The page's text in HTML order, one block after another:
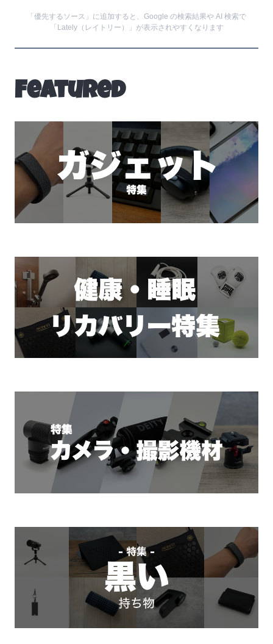
「優先するソース」に追加すると、Google の検索結果や AI 検索で
「Lately（レイトリー）」が表示されやすくなります
Featured